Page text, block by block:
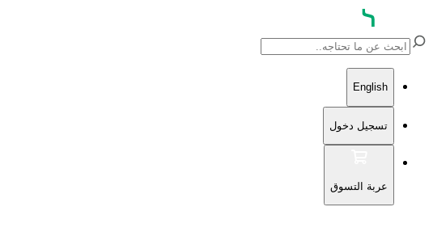
English
تسجيل دخول
عربة التسوق